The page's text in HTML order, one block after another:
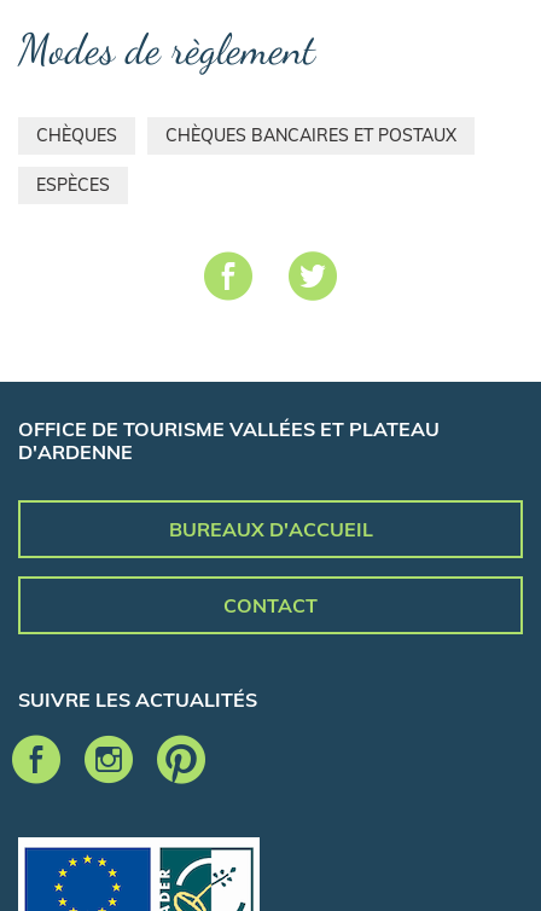
Modes de règlement
CHÈQUES CHÈQUES BANCAIRES ET POSTAUX
ESPÈCES
OFFICE DE TOURISME VALLÉES ET PLATEAU
D'ARDENNE
BUREAUX D'ACCUEIL
CONTACT
SUIVRE LES ACTUALITÉS